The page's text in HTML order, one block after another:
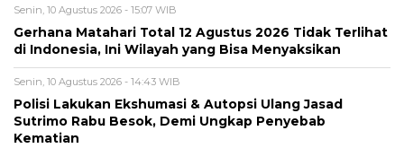
Senin, 10 Agustus 2026 - 15:07 WIB
Gerhana Matahari Total 12 Agustus 2026 Tidak Terlihat
di Indonesia, Ini Wilayah yang Bisa Menyaksikan
Senin, 10 Agustus 2026 - 14:43 WIB
Polisi Lakukan Ekshumasi & Autopsi Ulang Jasad
Sutrimo Rabu Besok, Demi Ungkap Penyebab
Kematian